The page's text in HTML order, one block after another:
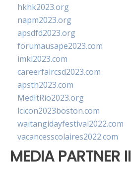
hkhk2023.org
napm2023.org
apsdfd2023.org
forumausape2023.com
imkl2023.com
careerfaircsd2023.com
apsth2023.com
MedItRio2023.org
lcicon2023boston.com
waitangidayfestival2022.com
vacancesscolaires2022.com
MEDIA PARTNER II